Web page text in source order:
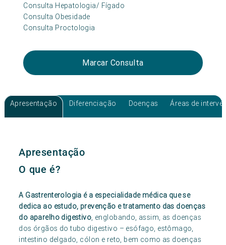
Consulta Hepatologia/ Fígado
Consulta Obesidade
Consulta Proctologia
Marcar Consulta
Apresentação Diferenciação Doenças Áreas de
Apresentação
O que é?
A Gastrenterologia é a especialidade médica que se
dedica ao estudo, prevenção e tratamento das doenças
do aparelho digestivo, englobando, assim, as doenças
dos órgãos do tubo digestivo – esófago, estômago,
intestino delgado, cólon e reto, bem como as doenças